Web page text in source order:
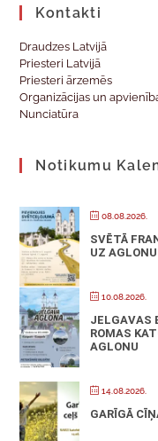
Kontakti
Draudzes Latvijā
Priesteri Latvijā
Priesteri ārzemēs
Organizācijas un
Nunciatūra
Notikumu
08.08.2026.
SVĒTĀ
UZ AGLONU
10.08.2026.
JELGAVAS
ROMAS
AGLONU
14.08.2026.
GARĪGĀ